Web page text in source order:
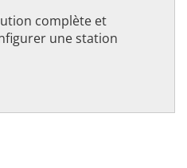
complète et
une station